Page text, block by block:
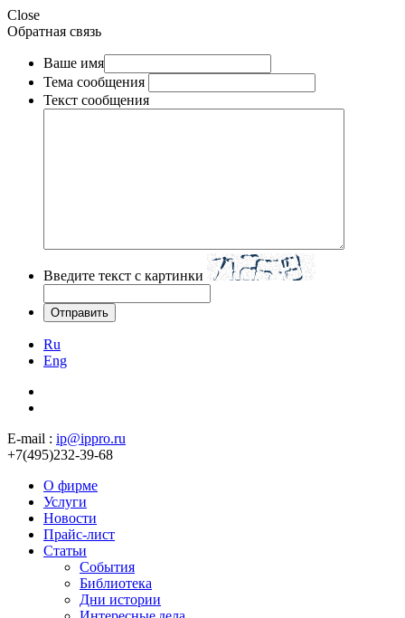
Close
Обратная связь
Ваше имя
Тема сообщения
Текст сообщения
Введите текст с картинки
Ru
Eng
E-mail : ip@ippro.ru
+7(495)232-39-68
О фирме
Услуги
Новости
Прайс-лист
Статьи
События
Библиотека
Дни истории